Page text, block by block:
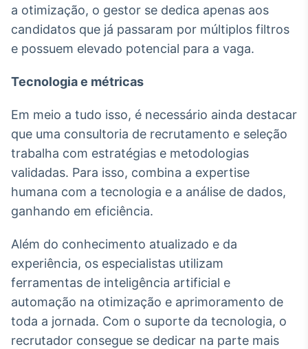
a otimização, o gestor se dedica apenas aos
candidatos que já passaram por múltiplos filtros
e possuem elevado potencial para a vaga.
Tecnologia e métricas
Em meio a tudo isso, é necessário ainda destacar
que uma consultoria de recrutamento e seleção
trabalha com estratégias e metodologias
validadas. Para isso, combina a expertise
humana com a tecnologia e a análise de dados,
ganhando em eficiência.
Além do conhecimento atualizado e da
experiência, os especialistas utilizam
ferramentas de inteligência artificial e
automação na otimização e aprimoramento de
toda a jornada. Com o suporte da tecnologia, o
recrutador consegue se dedicar na parte mais